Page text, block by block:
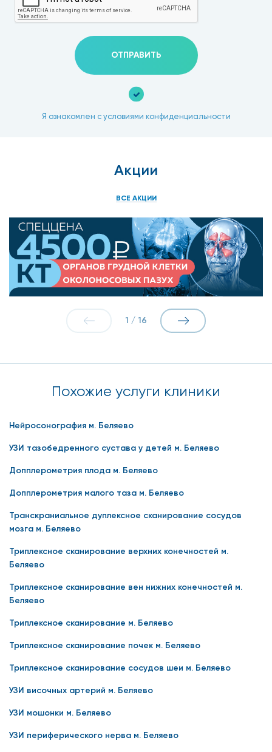
ОТПРАВИТЬ
Я ознакомлен с условиями конфиденциальности
Акции
ВСЕ АКЦИИ
1 / 16
Похожие услуги клиники
Нейросонография м. Беляево
УЗИ тазобедренного сустава у детей м. Беляево
Допплерометрия плода м. Беляево
Допплерометрия малого таза м. Беляево
Транскраниальное дуплексное сканирование сосудов
мозга м. Беляево
Триплексное сканирование верхних конечностей м.
Беляево
Триплексное сканирование вен нижних конечностей м.
Беляево
Триплексное сканирование м. Беляево
Триплексное сканирование почек м. Беляево
Триплексное сканирование сосудов шеи м. Беляево
УЗИ височных артерий м. Беляево
УЗИ мошонки м. Беляево
УЗИ периферического нерва м. Беляево